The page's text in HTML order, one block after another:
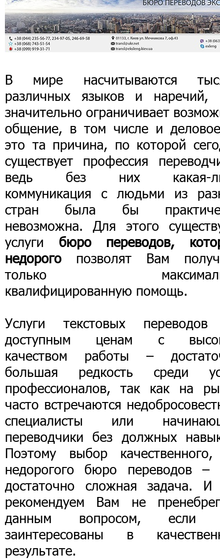
В мире насчитываются
различных языков и наречий,
значительно ограничивает
общение, в том числе и
это та причина, по которой
существует профессия
ведь без них какая-
коммуникация с людьми из
стран была бы
невозможна. Для этого
услуги бюро переводов,
недорого позволят Вам
только
квалифицированную помощь.
Услуги текстовых
доступным ценам с
качеством работы –
большая редкость среди
профессионалов, так как на
часто встречаются
специалисты или
переводчики без должных
Поэтому выбор
недорогого бюро переводов –
достаточно сложная задача.
рекомендуем Вам не
данным вопросом, если
заинтересованы в
результате.